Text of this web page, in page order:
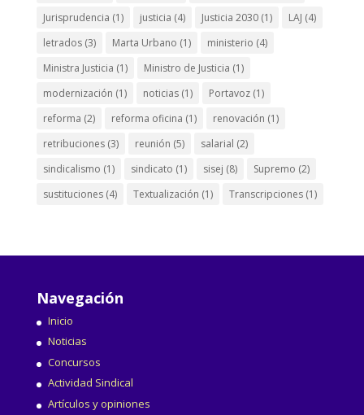
Jurisprudencia (1) justicia (4) Justicia 2030(1) LAJ (4)
letrados(3) Marta Urbano (1) ministerio (4)
Ministra Justicia (1) Ministro de Justicia (1)
modernización (1) noticias(1) Portavoz(1)
reforma (2) reforma oficina (1) renovación (1)
retribuciones(3) reunión (5) salarial (2)
sindicalismo (1) sindicato (1) sisej (8) Supremo (2)
sustituciones(4) Textualización (1) Transcripciones(1)
Navegación
Inicio
Noticias
Concursos
Actividad Sindical
Artículos y opiniones